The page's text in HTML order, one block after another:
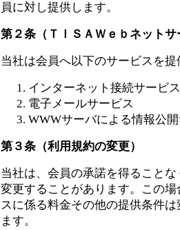
員に対し提供します。
第２条（ＴＩＳＡＷｅｂネットサ
当社は会員へ以下のサービスを
インターネット接続サービス
電子メールサービス
WWWサーバによる情報公
第３条（利用規約の変更）
当社は、会員の承諾を得ること
変更することがあります。この
スに係る料金その他の提供条件
ます。